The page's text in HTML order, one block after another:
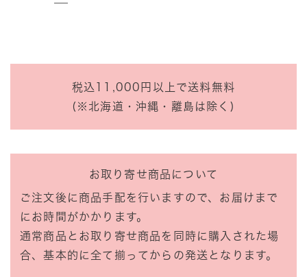
税込11,000円以上で送料無料
(※北海道・沖縄・離島は除く)
お取り寄せ商品について
ご注文後に商品手配を行いますので、お届けまで
にお時間がかかります。
通常商品とお取り寄せ商品を同時に購入された場
合、基本的に全て揃ってからの発送となります。